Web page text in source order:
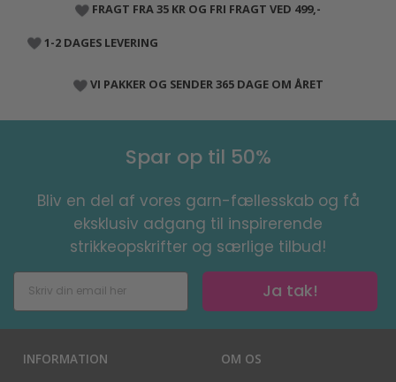
FRAGT FRA 35 KR OG FRI FRAGT VED 499,-
1-2 DAGES LEVERING
VI PAKKER OG SENDER 365 DAGE OM ÅRET
Spar op til 50%
Bliv en del af vores garn-fællesskab og få
eksklusiv adgang til inspirerende
strikkeopskrifter og særlige tilbud!
Ja tak!
INFORMATION OM OS